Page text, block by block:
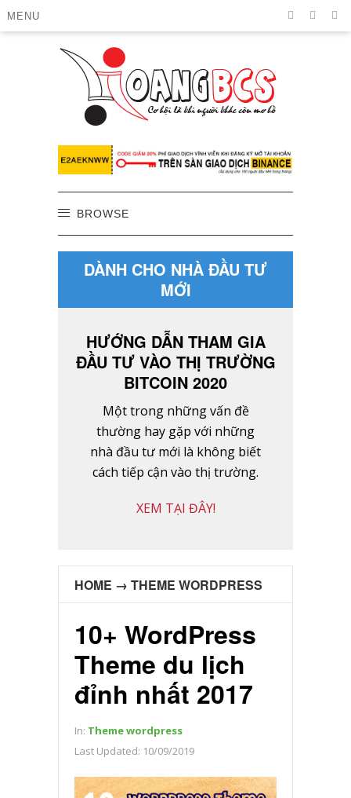
MENU
BROWSE
DÀNH CHO NHÀ ĐẦU TƯ
MỚI
HƯỚNG DẪN THAM GIA
ĐẦU TƯ VÀO THỊ TRƯỜNG
BITCOIN 2020
Một trong những vấn đề
thường hay gặp với những
nhà đầu tư mới là không biết
cách tiếp cận vào thị trường.
XEM TẠI ĐÂY!
HOME → THEME WORDPRESS
10+ WordPress
Theme du lịch
đỉnh nhất 2017
In: Theme wordpress
Last Updated: 10/09/2019